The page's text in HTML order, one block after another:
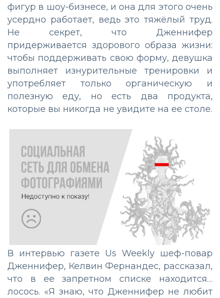
фигур в шоу-бизнесе, и она для этого очень
усердно работает, ведь это тяжёлый труд.
Не секрет, что Дженнифер
придерживается здорового образа жизни:
чтобы поддерживать свою форму, девушка
выполняет изнурительные тренировки и
употребляет только органическую и
полезную еду, но есть два продукта,
которые вы никогда не увидите на ее столе.
В интервью газете Us Weekly шеф-повар
Дженнифер, Келвин Фернандес, рассказал,
что в ее запретном списке находится…
лосось. «Я знаю, что Дженнифер не любит